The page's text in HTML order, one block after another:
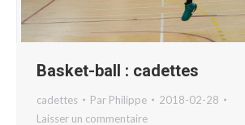
Basket-ball : cadettes
cadettes Par Philippe
2018-02-28
Laisser un commentaire